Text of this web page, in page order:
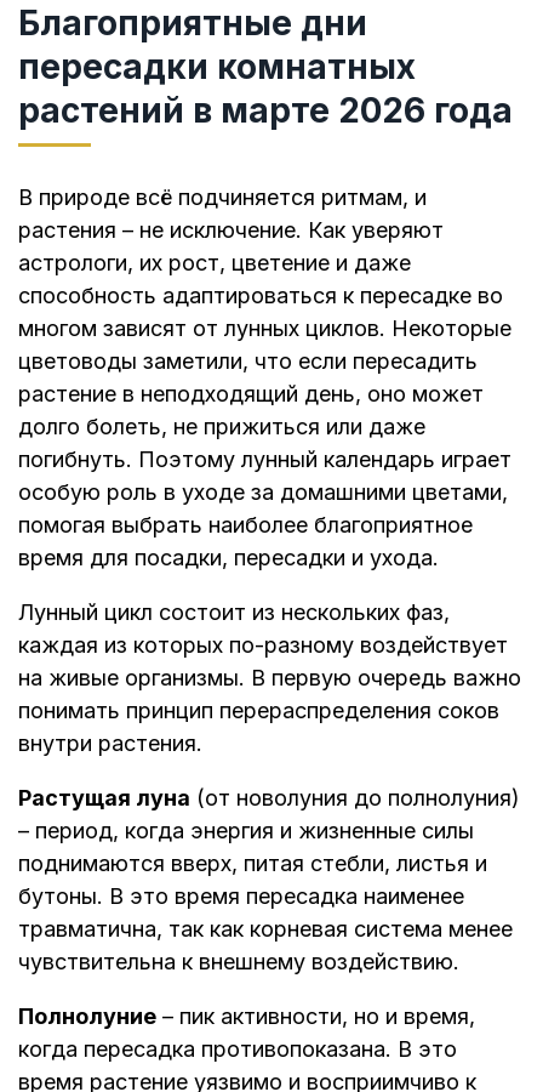
Благоприятные дни
пересадки комнатных
растений в марте 2026 года
В природе всё подчиняется ритмам, и
растения – не исключение. Как уверяют
астрологи, их рост, цветение и даже
способность адаптироваться к пересадке во
многом зависят от лунных циклов. Некоторые
цветоводы заметили, что если пересадить
растение в неподходящий день, оно может
долго болеть, не прижиться или даже
погибнуть. Поэтому лунный календарь играет
особую роль в уходе за домашними цветами,
помогая выбрать наиболее благоприятное
время для посадки, пересадки и ухода.
Лунный цикл состоит из нескольких фаз,
каждая из которых по-разному воздействует
на живые организмы. В первую очередь важно
понимать принцип перераспределения соков
внутри растения.
Растущая луна (от новолуния до полнолуния)
– период, когда энергия и жизненные силы
поднимаются вверх, питая стебли, листья и
бутоны. В это время пересадка наименее
травматична, так как корневая система менее
чувствительна к внешнему воздействию.
Полнолуние – пик активности, но и время,
когда пересадка противопоказана. В это
время растение уязвимо и восприимчиво к